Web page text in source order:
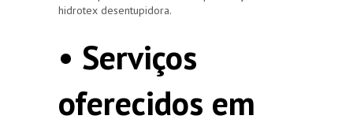
hidrotex desentupidora.
• Serviços
oferecidos em